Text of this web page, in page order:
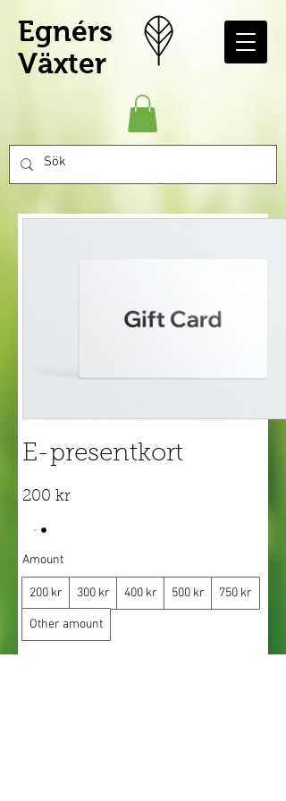
Egnérs
Växter
E-presentkort
200 kr
Amount
200 kr 300 kr 400 kr 500 kr 750 kr
Other amount